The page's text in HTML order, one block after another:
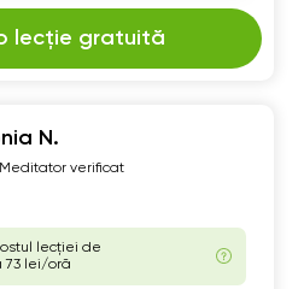
lecție gratuită
N.
Meditator verificat
lecției de
73 lei/oră